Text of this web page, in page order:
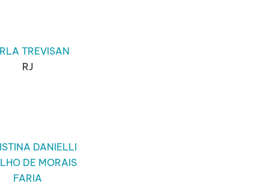
TREVISAN
RJ
DANIELLI
DE MORAIS
FARIA